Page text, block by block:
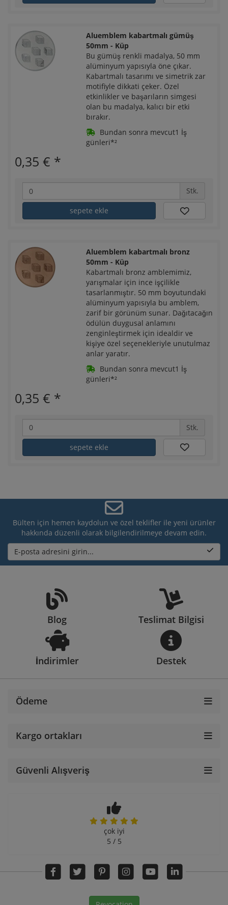
Aluemblem kabartmalı gümüş
50mm - Küp
Bu gümüş renkli madalya, 50 mm
alüminyum yapısıyla öne çıkar.
Kabartmalı tasarımı ve simetrik zar
motifiyle dikkati çeker. Özel
etkinlikler ve başarıların simgesi
olan bu madalya, kalıcı bir etki
bırakır.
Bundan sonra mevcut1 İş
günleri*²
0,35 € *
Stk.
sepete ekle
Aluemblem kabartmalı bronz
50mm - Küp
Kabartmalı bronz amblemimiz,
yarışmalar için ince işçilikle
tasarlanmıştır. 50 mm boyutundaki
alüminyum yapısıyla bu amblem,
zarif bir görünüm sunar. Dağıtacağın
ödülün duygusal anlamını
zenginleştirmek için idealdir ve
kişiye özel seçenekleriyle unutulmaz
anlar yaratır.
Bundan sonra mevcut1 İş
günleri*²
0,35 € *
Stk.
sepete ekle
Bülten için hemen kaydolun ve özel teklifler ile yeni ürünler
hakkında düzenli olarak bilgilendirilmeye devam edin.
E-posta adresini girin...
Blog Teslimat Bilgisi
İndirimler Destek
Ödeme
Kargo ortakları
Güvenli Alışveriş
çok iyi
5 / 5